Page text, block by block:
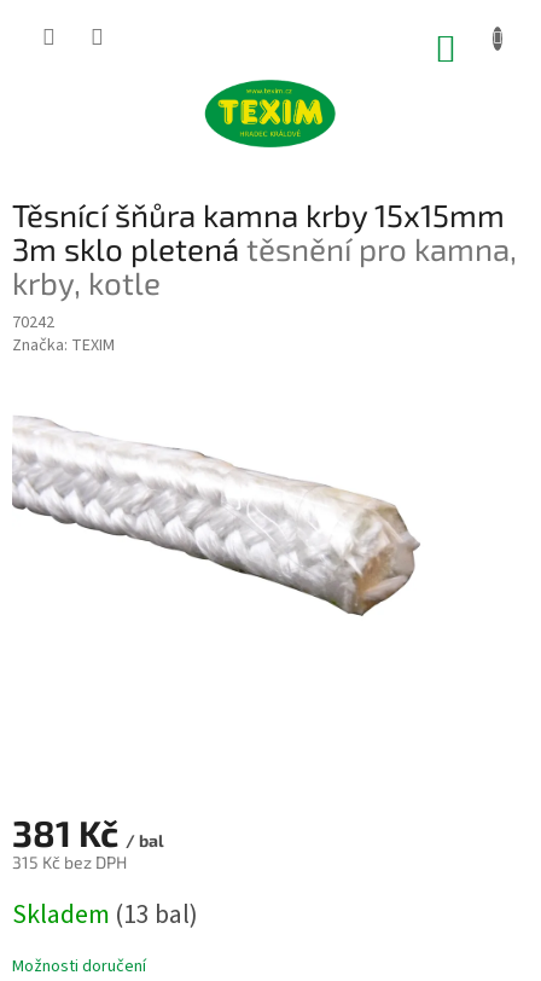
Těsnící šňůra kamna krby 15x15mm
3m sklo pletená těsnění pro kamna,
krby, kotle
70242
Značka: TEXIM
381 Kč / bal
315 Kč bez DPH
cena:
Skladem (13 bal)
Možnosti doručení